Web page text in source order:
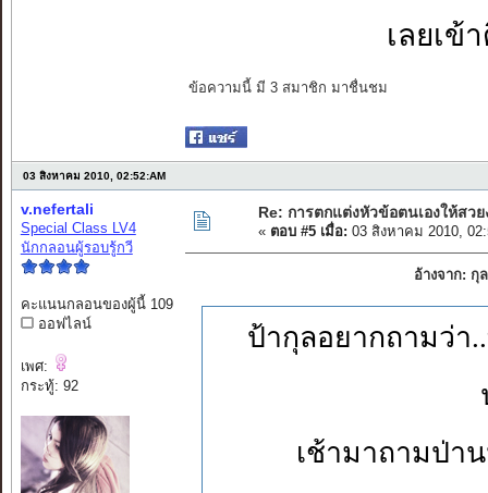
เลยเข้
ข้อความนี้ มี 3 สมาชิก มาชื่นชม
03 สิงหาคม 2010, 02:52:AM
v.nefertali
Special Class LV4
นักกลอนผู้รอบรู้กวี
คะแนนกลอนของผู้นี้ 109
ออฟไลน์
เพศ:
กระทู้: 92
Re: การตกแต่งหัวข้อตนเองให้สวย
« ตอบ #5 เมื่อ: 03 สิงหาคม 2010,
อ้างจาก: กุ
ป้ากุลอยากถามว่า
เช้ามาถามป่า